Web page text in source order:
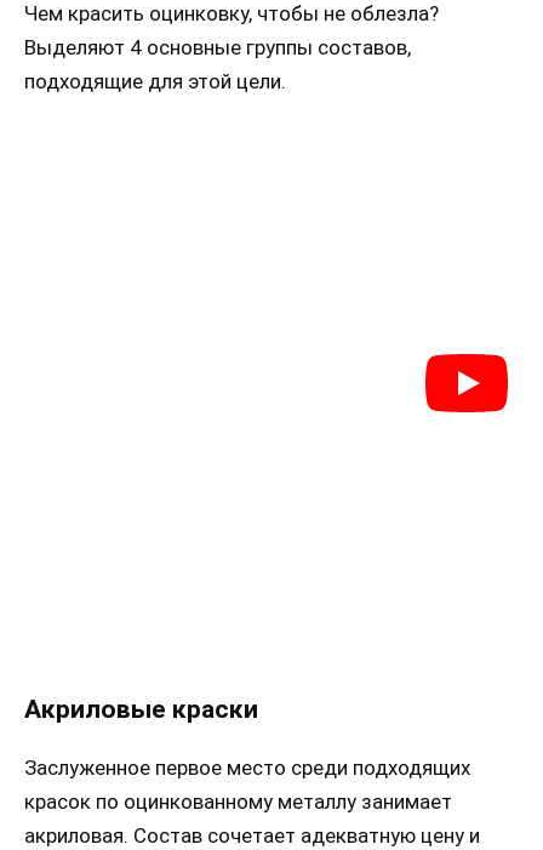
Чем красить оцинковку, чтобы не облезла?
Выделяют 4 основные группы составов,
подходящие для этой цели.
Акриловые краски
Заслуженное первое место среди подходящих
красок по оцинкованному металлу занимает
акриловая. Состав сочетает адекватную цену и